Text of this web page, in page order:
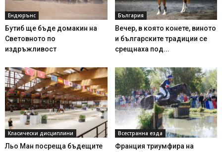
Ендюрънс
Бутиб ще бъде домакин на
Световното по
издръжливост
България
Вечер, в която конете, виното
и българските традиции се
срещнаха под...
Класически дисциплини
Льо Ман посреща бъдещите
Всестранна езда
Франция триумфира на